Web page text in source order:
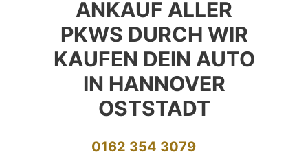
ANKAUF ALLER
PKWS DURCH WIR
KAUFEN DEIN AUTO
IN HANNOVER
OSTSTADT
0162 354 3079